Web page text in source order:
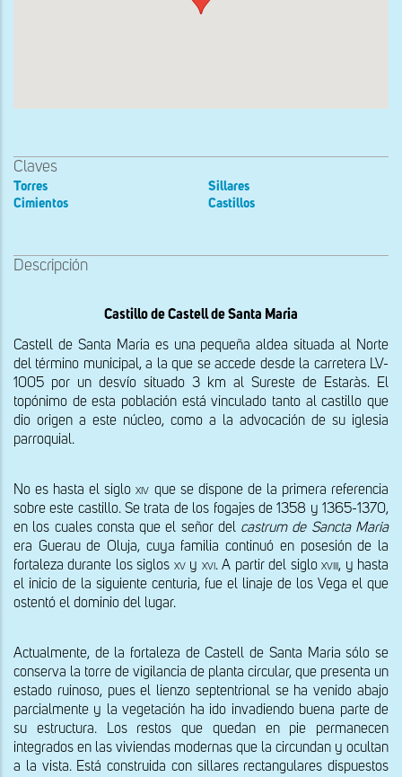
Claves
Torres
Cimientos
Sillares
Castillos
Descripción
Castillo de Castell de Santa Maria
Castell de Santa Maria es una pequeña aldea situada al Norte
del término municipal, a la que se accede desde la carretera LV-
1005 por un desvío situado 3 km al Sureste de Estaràs. El
topónimo de esta población está vinculado tanto al castillo que
dio origen a este núcleo, como a la advocación de su iglesia
parroquial.
No es hasta el siglo xiv que se dispone de la primera referencia
sobre este castillo. Se trata de los fogajes de 1358 y 1365-1370,
en los cuales consta que el señor del castrum de Sancta Maria
era Guerau de Oluja, cuya familia continuó en posesión de la
fortaleza durante los siglos xv y xvi. A partir del siglo xviii, y hasta
el inicio de la siguiente centuria, fue el linaje de los Vega el que
ostentó el dominio del lugar.
Actualmente, de la fortaleza de Castell de Santa Maria sólo se
conserva la torre de vigilancia de planta circular, que presenta un
estado ruinoso, pues el lienzo septentrional se ha venido abajo
parcialmente y la vegetación ha ido invadiendo buena parte de
su estructura. Los restos que quedan en pie permanecen
integrados en las viviendas modernas que la circundan y ocultan
a la vista. Está construida con sillares rectangulares dispuestos